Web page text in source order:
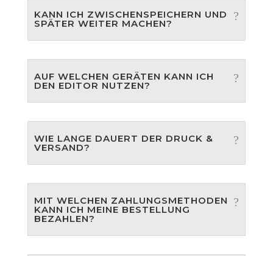
KANN ICH ZWISCHENSPEICHERN UND
SPÄTER WEITER MACHEN?
AUF WELCHEN GERÄTEN KANN ICH
DEN EDITOR NUTZEN?
WIE LANGE DAUERT DER DRUCK &
VERSAND?
MIT WELCHEN ZAHLUNGSMETHODEN
KANN ICH MEINE BESTELLUNG
BEZAHLEN?